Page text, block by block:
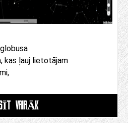
kas ļauj lietotājam
VAIRĀK